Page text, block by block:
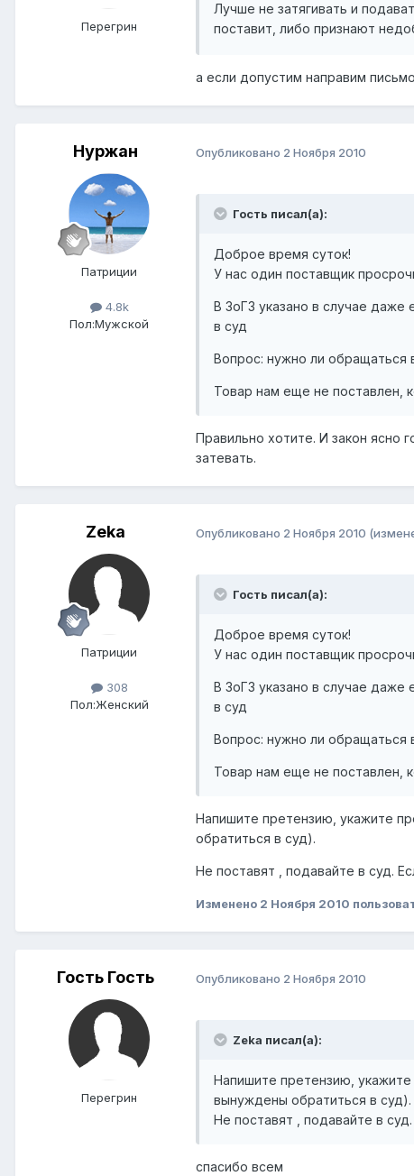
Перегрин
Лучше не затягивать и
поставит, либо признают
а если допустим направим
Нуржан
Патриции
4.8k
Пол:Мужской
Опубликовано 2 Ноября 2010
Гость писал(а):
Доброе время суток!
У нас один поставщик
В ЗоГЗ указано в случае даже
в суд
Вопрос: нужно ли обращаться
Товар нам еще не поставлен,
Правильно хотите. И закон ясно
затевать.
Zeka
Патриции
308
Пол:Женский
Опубликовано 2 Ноября 2010
Гость писал(а):
Доброе время суток!
У нас один поставщик
В ЗоГЗ указано в случае даже
в суд
Вопрос: нужно ли обращаться
Товар нам еще не поставлен,
Напишите претензию, укажите
обратиться в суд).
Не поставят , подавайте в суд.
Изменено 2 Ноября 2010
Гость Гость
Перегрин
Опубликовано 2 Ноября 2010
Zeka писал(а):
Напишите претензию,
вынуждены обратиться в суд).
Не поставят , подавайте в
спасибо всем